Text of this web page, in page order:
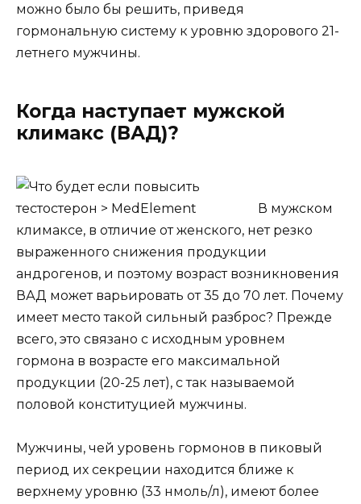
можно было бы решить, приведя
гормональную систему к уровню здорового 21-
летнего мужчины.
Когда наступает мужской
климакс (ВАД)?
В мужском
климаксе, в отличие от женского, нет резко
выраженного снижения продукции
андрогенов, и поэтому возраст возникновения
ВАД может варьировать от 35 до 70 лет. Почему
имеет место такой сильный разброс? Прежде
всего, это связано с исходным уровнем
гормона в возрасте его максимальной
продукции (20-25 лет), с так называемой
половой конституцией мужчины.
Мужчины, чей уровень гормонов в пиковый
период их секреции находится ближе к
верхнему уровню (33 нмоль/л), имеют более